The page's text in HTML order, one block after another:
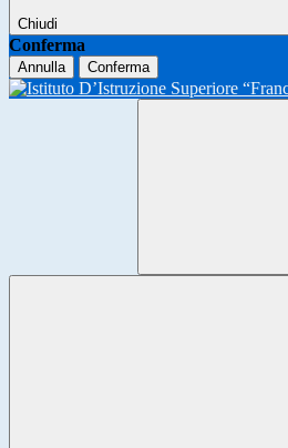
Chiudi
Conferma
Annulla Conferma